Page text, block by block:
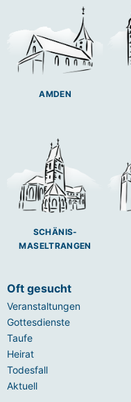
AMDEN
SCHÄNIS-
MASELTRANGEN
Oft gesucht
Veranstaltungen
Gottesdienste
Taufe
Heirat
Todesfall
Aktuell